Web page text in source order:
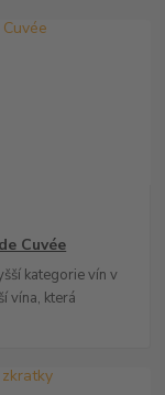
Cuvée
kategorie vín v
vína, která